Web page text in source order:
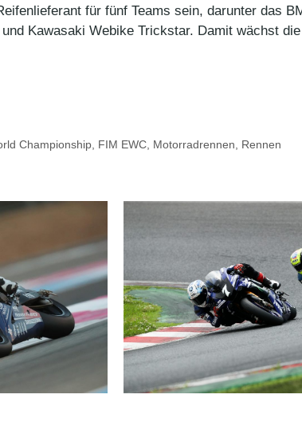
für fünf Teams sein, darunter das
Kawasaki Webike Trickstar. Damit wächst
Championship, FIM EWC, Motorradrennen, Rennen